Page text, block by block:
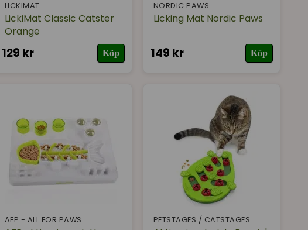
LICKIMAT
LickiMat Classic Catster
Orange
129 kr Köp
NORDIC PAWS
Licking Mat Nordic Paws
149 kr Köp
AFP - ALL FOR PAWS PETSTAGES / CATSTAGES